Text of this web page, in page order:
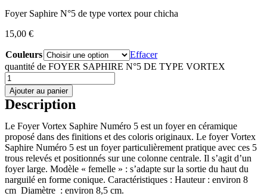
Foyer Saphire N°5 de type vortex pour chicha
15,00 €
Couleurs
Effacer
quantité de FOYER SAPHIRE N°5 DE TYPE VORTEX
Ajouter au panier
Description
Le Foyer Vortex Saphire Numéro 5 est un foyer en céramique
proposé dans des finitions et des coloris originaux. Le foyer Vortex
Saphire Numéro 5 est un foyer particulièrement pratique avec ces 5
trous relevés et positionnés sur une colonne centrale. Il s’agit d’un
foyer large. Modèle « femelle » : s’adapte sur la sortie du haut du
narguilé en forme conique. Caractéristiques : Hauteur : environ 8
cm Diamètre : environ 8,5 cm.